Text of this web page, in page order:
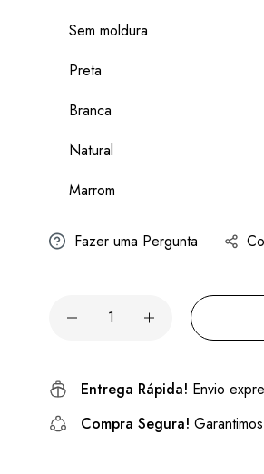
Sem moldura
Preta
Branca
Natural
Marrom
Fazer uma Pergunta
Entrega Rápida! Envio
Compra Segura!